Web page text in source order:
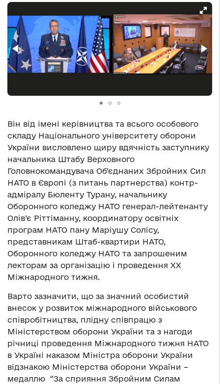
Він від імені керівництва та всього особового
складу Національного університету оборони
України висловлено щиру вдячність заступнику
начальника Штабу Верховного
Головнокомандувача Об’єднаних Збройних Сил
НАТО в Європі (з питань партнерства) контр-
адміралу Бюленту Турану, начальнику
Оборонного коледжу НАТО генерал-лейтенанту
Олів’є Ріттіманну, координатору освітніх
програм НАТО пану Маріушу Солісу,
представникам Штаб-квартири НАТО,
Оборонного коледжу НАТО та запрошеним
лекторам за організацію і проведення ХХ
Міжнародного тижня.
Варто зазначити, що за значний особистий
внесок у розвиток міжнародного військового
співробітництва, плідну співпрацю з
Міністерством оборони України та з нагоди
річниці проведення Міжнародного тижня НАТО
в Україні наказом Міністра оборони України
відзнакою Міністерства оборони України –
медаллю “За сприяння Збройним Силам